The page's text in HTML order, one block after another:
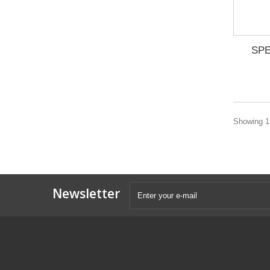
Showing
Newsletter